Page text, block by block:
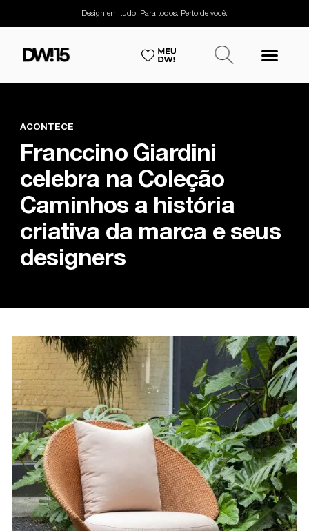
Design em tudo. Para todos. Perto de você.
ACONTECE
Franccino Giardini
celebra na Coleção
Caminhos a história
criativa da marca e seus
designers